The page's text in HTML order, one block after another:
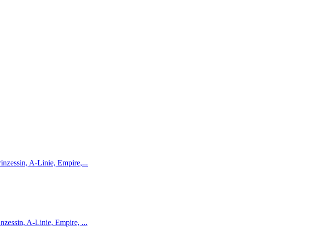
A-Linie, Empire,...
A-Linie, Empire, ...